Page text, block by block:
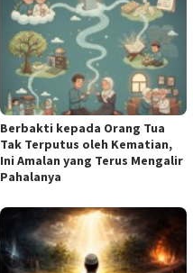
Berbakti kepada Orang Tua
Tak Terputus oleh Kematian,
Ini Amalan yang Terus Mengalir
Pahalanya